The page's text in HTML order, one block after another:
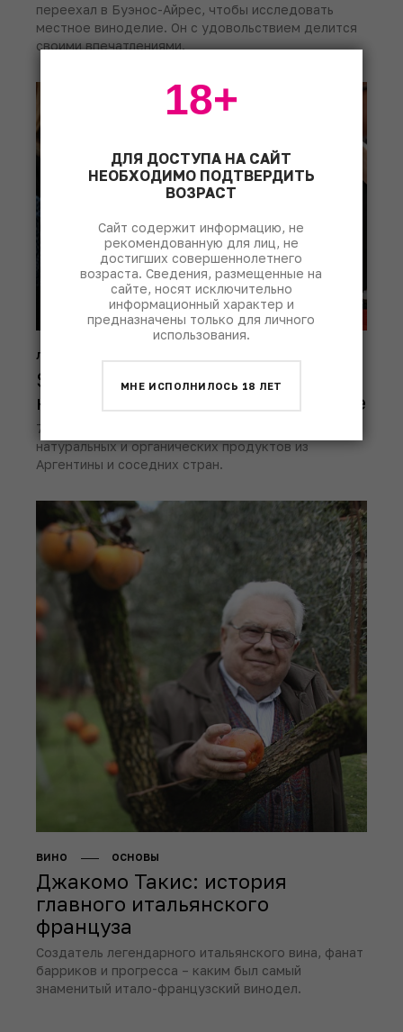
переехал в Буэнос-Айрес, чтобы исследовать
местное виноделие. Он с удовольствием делится
своими впечатлениями.
люди
Slow Wine Буэнос-Айрес 2025:
как пьют натуралку в Аргентине
7-8 декабря в Буэнос-Айресе прошла выставка
натуральных и органических продуктов из
Аргентины и соседних стран.
вино основы
Джакомо Такис: история
главного итальянского
француза
Создатель легендарного итальянского вина, фанат
барриков и прогресса – каким был самый
знаменитый итало-французский винодел.
ДЛЯ ДОСТУПА НА САЙТ
НЕОБХОДИМО ПОДТВЕРДИТЬ
ВОЗРАСТ
Сайт содержит информацию, не
рекомендованную для лиц, не
достигших совершеннолетнего
возраста. Сведения, размещенные на
сайте, носят исключительно
информационный характер и
предназначены только для личного
использования.
МНЕ ИСПОЛНИЛОСЬ 18 ЛЕТ
18+